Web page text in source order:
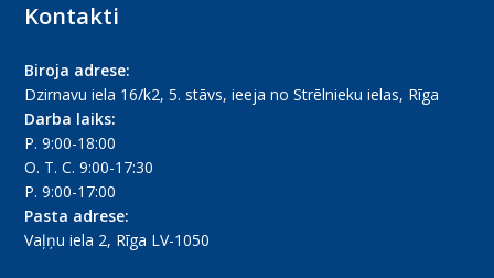
Kontakti
Biroja adrese:
Dzirnavu iela 16/k2, 5. stāvs, ieeja no Strēlnieku ielas, Rīga
Darba laiks:
P. 9:00-18:00
O. T. C. 9:00-17:30
P. 9:00-17:00
Pasta adrese:
Vaļņu iela 2, Rīga LV-1050